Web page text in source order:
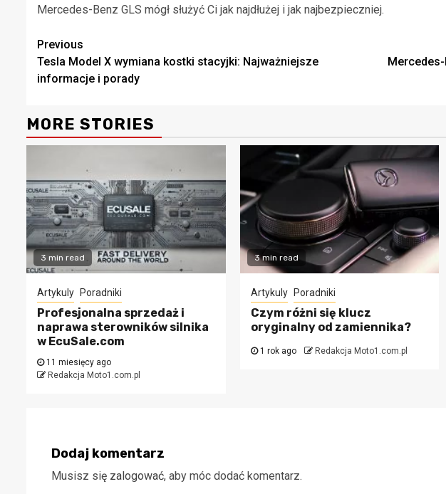
Mercedes-Benz GLS mógł służyć Ci jak najdłużej i jak najbezpieczniej.
Continue
Reading
Previous
Tesla Model X wymiana kostki stacyjki: Najważniejsze
informacje i porady
MORE STORIES
3 min read
Artykuly Poradniki
Profesjonalna sprzedaż i
naprawa sterowników silnika
w EcuSale.com
11 miesięcy ago
Redakcja Moto1.com.pl
3 min read
Artykuly Poradniki
Czym różni się klucz
oryginalny od zamiennika?
1 rok ago Redakcja Moto1.com.pl
Dodaj komentarz
Musisz się zalogować, aby móc dodać komentarz.